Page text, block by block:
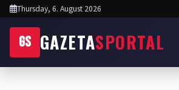
Thursday, 6. August 2026
GS GAZETASPORTAL